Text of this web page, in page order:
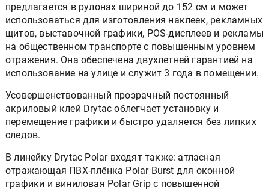
предлагается в рулонах шириной до 152 см и может
использоваться для изготовления наклеек, рекламных
щитов, выставочной графики, POS-дисплеев и рекламы
на общественном транспорте с повышенным уровнем
отражения. Она обеспечена двухлетней гарантией на
использование на улице и служит 3 года в помещении.
Усовершенствованный прозрачный постоянный
акриловый клей Drytac облегчает установку и
перемещение графики и быстро удаляется без липких
следов.
В линейку Drytac Polar входят также: атласная
отражающая ПВХ-плёнка Polar Burst для оконной
графики и виниловая Polar Grip с повышенной